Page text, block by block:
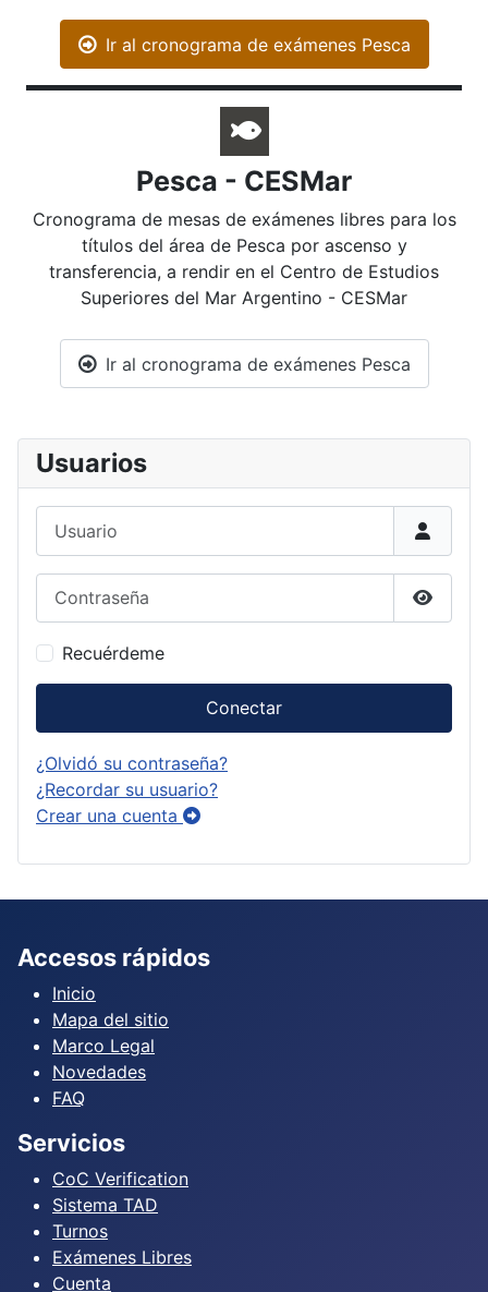
Ir al cronograma de exámenes Pesca
Pesca - CESMar
Cronograma de mesas de exámenes libres para los
títulos del área de Pesca por ascenso y
transferencia, a rendir en el Centro de Estudios
Superiores del Mar Argentino - CESMar
Ir al cronograma de exámenes Pesca
Usuarios
Recuérdeme
Conectar
¿Olvidó su contraseña?
¿Recordar su usuario?
Crear una cuenta
Accesos rápidos
Inicio
Mapa del sitio
Marco Legal
Novedades
FAQ
Servicios
CoC Verification
Sistema TAD
Turnos
Exámenes Libres
Cuenta